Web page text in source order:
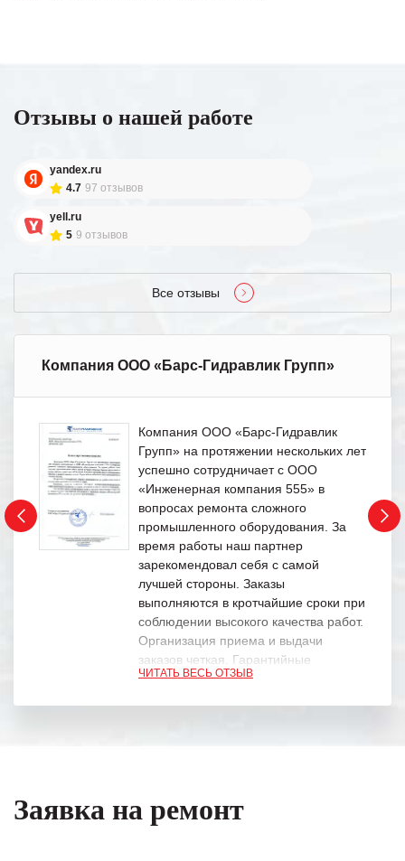
Отзывы о нашей работе
yandex.ru
4.7 97 отзывов
yell.ru
5 9 отзывов
Все отзывы
Компания ООО «Барс-Гидравлик Групп»
Компания ООО «Барс-Гидравлик
Групп» на протяжении нескольких лет
успешно сотрудничает с ООО
«Инженерная компания 555» в
вопросах ремонта сложного
промышленного оборудования. За
время работы наш партнер
зарекомендовал себя с самой
лучшей стороны. Заказы
выполняются в кротчайшие сроки при
соблюдении высокого качества работ.
Организация приема и выдачи
заказов четкая. Гарантийные
обязательства выполняются в
Особенно хочется отметить высокую
ЧИТАТЬ ВЕСЬ ОТЗЫВ
Заявка на ремонт